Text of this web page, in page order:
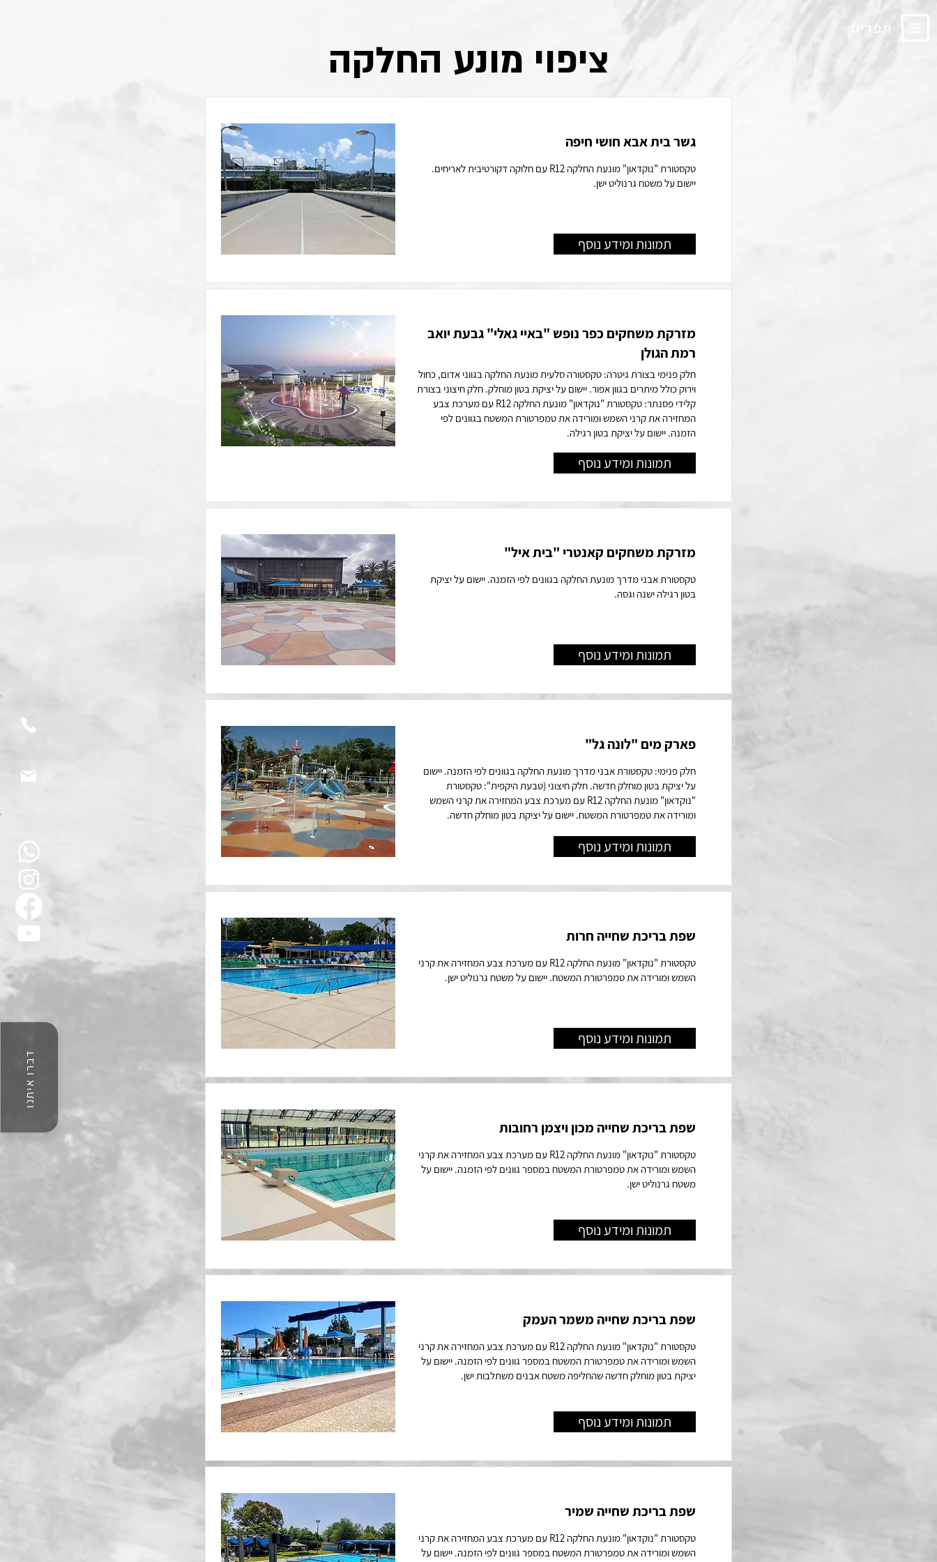
תפריט
דברו איתנו
ציפוי מונע החלקה
גשר בית אבא חושי חיפה
טקסטורת "נוקדאון" מונעת החלקה R12 עם חלוקה דקורטיבית לאריחים.
יישום על משטח גרנוליט ישן.
תמונות ומידע נוסף
מזרקת משחקים כפר נופש "באיי גאלי" גבעת יואב
רמת הגולן
חלק פנימי בצורת גיטרה: טקסטורה סלעית מונעת החלקה בגווני אדום, כחול
וירוק כולל מיתרים בגוון אפור. יישום על יציקת בטון מוחלק. חלק חיצוני בצורת
קלידי פסנתר: טקסטורת "נוקדאון" מונעת החלקה R12 עם מערכת צבע
המחזירה את קרני השמש ומורידה את טמפרטורת המשטח בגוונים לפי
הזמנה. יישום על יציקת בטון רגילה.
תמונות ומידע נוסף
מזרקת משחקים קאנטרי "בית איל"
טקסטורת אבני מדרך מונעת החלקה בגוונים לפי הזמנה. יישום על יציקת
בטון רגילה ישנה וגסה.
תמונות ומידע נוסף
פארק מים "לונה גל"
חלק פנימי: טקסטורת אבני מדרך מונעת החלקה בגוונים לפי הזמנה. יישום
על יציקת בטון מוחלק חדשה. חלק חיצוני (טבעת היקפית": טקסטורת
"נוקדאון" מונעת החלקה R12 עם מערכת צבע המחזירה את קרני השמש
ומורידה את טמפרטורת המשטח. יישום על יציקת בטון מוחלק חדשה.
תמונות ומידע נוסף
שפת בריכת שחייה חרות
טקסטורת "נוקדאון" מונעת החלקה R12 עם מערכת צבע המחזירה את קרני
השמש ומורידה את טמפרטורת המשטח. יישום על משטח גרנוליט ישן.
תמונות ומידע נוסף
שפת בריכת שחייה מכון ויצמן רחובות
טקסטורת "נוקדאון" מונעת החלקה R12 עם מערכת צבע המחזירה את קרני
השמש ומורידה את טמפרטורת המשטח במספר גוונים לפי הזמנה. יישום על
משטח גרנוליט ישן.
תמונות ומידע נוסף
שפת בריכת שחייה משמר העמק
טקסטורת "נוקדאון" מונעת החלקה R12 עם מערכת צבע המחזירה את קרני
השמש ומורידה את טמפרטורת המשטח במספר גוונים לפי הזמנה. יישום על
יציקת בטון מוחלק חדשה שהחליפה משטח אבנים משתלבות ישן.
תמונות ומידע נוסף
שפת בריכת שחייה שמיר
טקסטורת "נוקדאון" מונעת החלקה R12 עם מערכת צבע המחזירה את קרני
השמש ומורידה את טמפרטורת המשטח במספר גוונים לפי הזמנה. יישום על